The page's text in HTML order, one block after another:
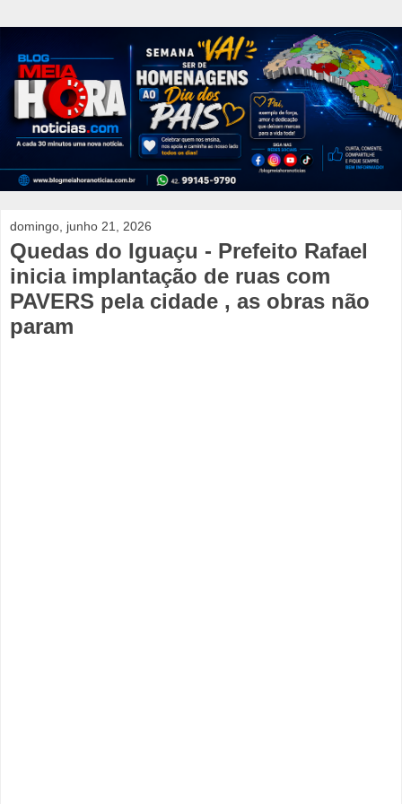
domingo, junho 21, 2026
Quedas do Iguaçu - Prefeito Rafael
inicia implantação de ruas com
PAVERS pela cidade , as obras não
param